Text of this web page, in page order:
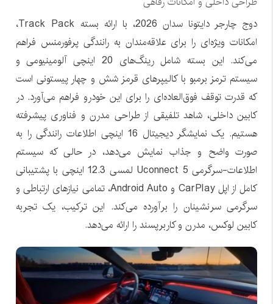
دوج چارجر دایتونا سدان 2026، با ارائه بسته Track Pack،
امکانات ویژه‌ای را برای علاقه‌مندان به رانندگی پرفورمنس فراهم
می‌کند. این بسته شامل رینگ‌های 20 اینچی آلومینیومی و
سیستم ترمز برمبو با کالیپرهای قرمز شش و چهار پیستونی است
که قدرت توقف فوق‌العاده‌ای را برای این خودرو فراهم می‌آورد. در
کابین داخلی، شاهد تلفیقی از طراحی مدرن و فناوری پیشرفته
هستیم. یک نمایشگر دیجیتال 16 اینچی اطلاعات رانندگی را به
صورت واضح و جذاب نمایش می‌دهد، در حالی که سیستم
اطلاعات-سرگرمی Uconnect 5 لمسی 12.3 اینچی با پشتیبانی
کامل از اپل CarPlay و Android Auto، تمامی نیازهای ارتباطی و
سرگرمی سرنشینان را برآورده می‌کند. این ترکیب، یک تجربه
کابین لوکس، مدرن و کاربرپسند را ارائه می‌دهد.